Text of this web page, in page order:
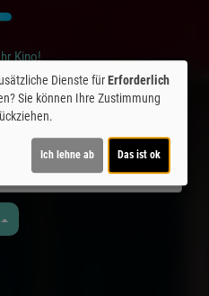
Kino!
ansehen)
Dienste fürErforderlich
Sie können Ihre Zustimmung
Ich lehne ab Das ist ok